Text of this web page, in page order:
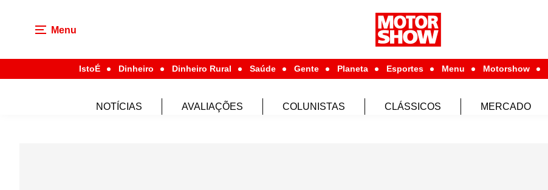
Menu
IstoÉ Dinheiro Dinheiro Rural Saúde Gente Planeta Esportes Menu Motorshow
NOTÍCIAS AVALIAÇÕES COLUNISTAS CLÁSSICOS MERCADO